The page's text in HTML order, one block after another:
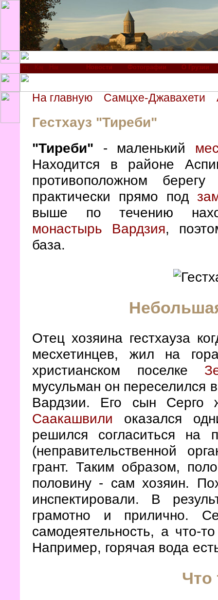
Новости Фотографии О Грузии
На главную Самцхе-Джавахети
Гестхауз "Тиреби"
"Тиреби" - маленький
Находится в районе
противоположном
практически прямо под
выше по течению
монастырь Вардзия,
база.
Отец хозяина гестхауза
месхетинцев, жил на
христианском поселке
мусульман он переселился
Вардзии. Его сын
Саакашвили оказался
решился согласиться на
(неправительственной
грант. Таким образом,
половину - сам хозяин.
инспектировали. В
грамотно и прилично.
самодеятельность, а что-
Например, горячая вода
Что